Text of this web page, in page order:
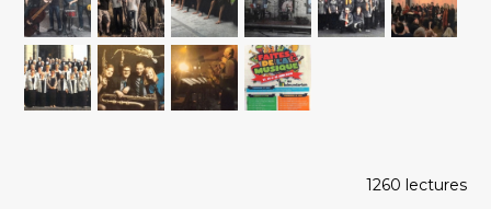
1260 lectures